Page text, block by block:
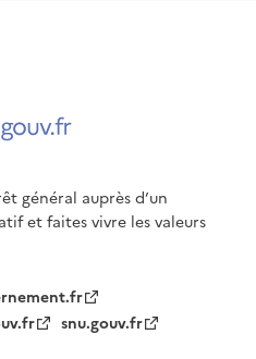
général auprès d’un
et faites vivre les valeurs
snu.gouv.fr